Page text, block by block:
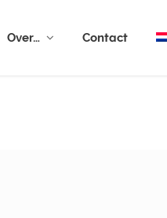
Over… Contact